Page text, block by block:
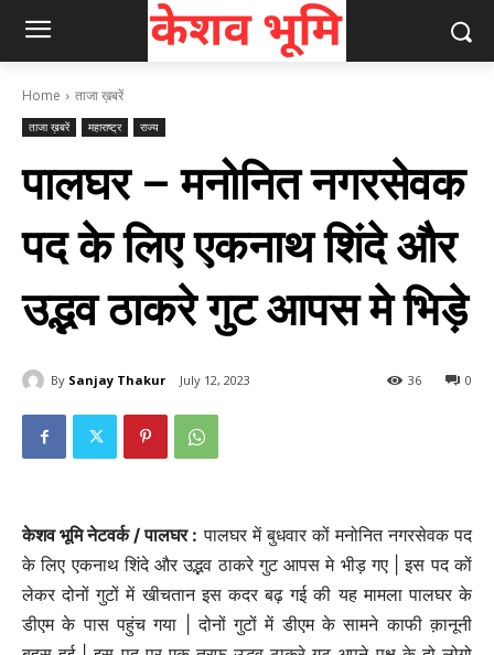
Home ताजा ख़बरें
ताजा ख़बरें महाराष्ट्र राज्य
पालघर – मनोनित नगरसेवक
पद के लिए एकनाथ शिंदे और
उद्भव ठाकरे गुट आपस मे भिड़े
By Sanjay Thakur July 12, 2023 0
36
केशव भूमि नेटवर्क / पालघर : पालघर में बुधवार कों मनोनित नगरसेवक पद
के लिए एकनाथ शिंदे और उद्भव ठाकरे गुट आपस मे भीड़ गए | इस पद कों
लेकर दोनों गुटों में खीचतान इस कदर बढ़ गई की यह मामला पालघर के
डीएम के पास पहुंच गया | दोनों गुटों में डीएम के सामने काफी क़ानूनी